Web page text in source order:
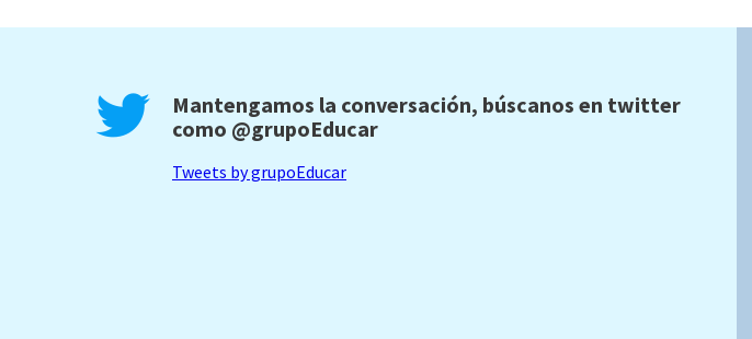
Mantengamos la conversación, búscanos en twitter
como @grupoEducar
Tweets by grupoEducar